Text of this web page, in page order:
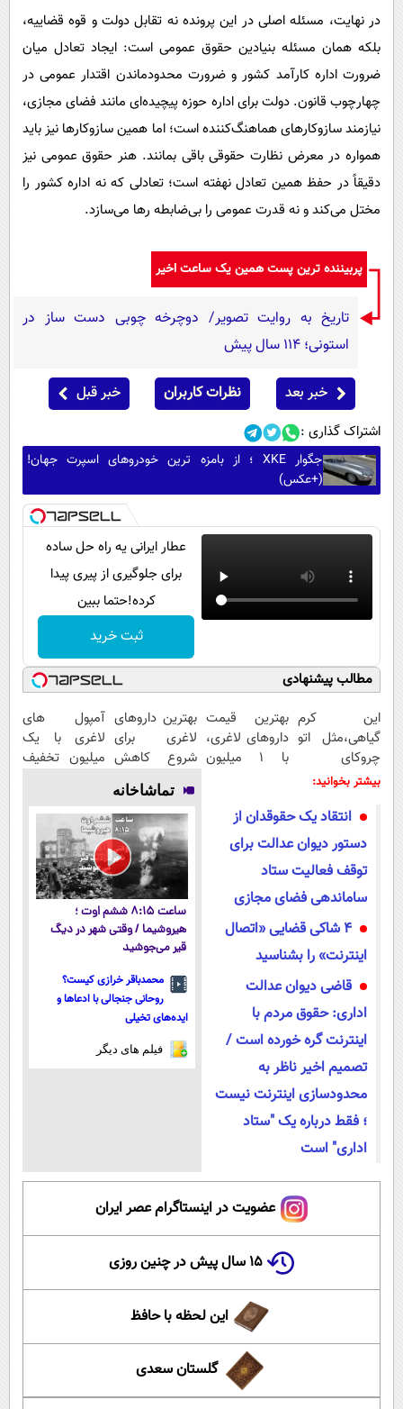
در نهایت، مسئله اصلی در این پرونده نه تقابل دولت و قوه قضاییه،
بلکه همان مسئله بنیادین حقوق عمومی است: ایجاد تعادل میان
ضرورت اداره کارآمد کشور و ضرورت محدودماندن اقتدار عمومی در
چهارچوب قانون. دولت برای اداره حوزه پیچیده‌ای مانند فضای مجازی،
نیازمند سازوکارهای هماهنگ‌کننده است؛ اما همین سازوکارها نیز باید
همواره در معرض نظارت حقوقی باقی بمانند. هنر حقوق عمومی نیز
دقیقاً در حفظ همین تعادل نهفته است؛ تعادلی که نه اداره کشور را
مختل می‌کند و نه قدرت عمومی را بی‌ضابطه رها می‌سازد.
پربیننده ترین پست همین یک ساعت اخیر
تاریخ به روایت تصویر/ دوچرخه چوبی دست ساز در
استونی؛ 114 سال پیش
خبر بعد نظرات کاربران خبر قبل
اشتراک گذاری :
جگوار XKE ؛ از بامزه ترین خودروهای اسپرت جهان!
(+عکس)
عطار ایرانی یه راه حل ساده
برای جلوگیری از پیری پیدا
کرده!حتما ببین
ثبت خرید
مطالب پیشنهادی
این کرم
گیاهی،مثل اتو
چروکای
پوستتوصاف
بهترین قیمت
داروهای لاغری،
با ۱ میلیون
بهترین داروهای
لاغری برای
شروع کاهش
وزن، ارسال از
داروخانه های
نزدیکت!
آمپول های
لاغری با یک
میلیون تخفیف
معتبر
بیشتر بخوانید:
انتقاد یک حقوقدان از
دستور دیوان عدالت برای
توقف فعالیت ستاد
ساماندهی فضای مجازی
۴ شاکی قضایی «اتصال
اینترنت» را بشناسید
قاضی دیوان عدالت
اداری: حقوق مردم با
اینترنت گره خورده است /
تصمیم اخیر ناظر به
محدودسازی اینترنت نیست
؛ فقط درباره یک "ستاد
اداری" است
تماشاخانه
ساعت ۸:۱۵ ششم اوت ؛
هیروشیما / وقتی شهر در دیگ
قیر می‌جوشید
محمدباقر خرازی کیست؟
روحانی جنجالی با ادعاها و
ایده‌های تخیلی
فیلم های دیگر
عضویت در اینستاگرام عصر ایران
۱۵ سال پیش در چنین روزی
این لحظه با حافظ
گلستان سعدی